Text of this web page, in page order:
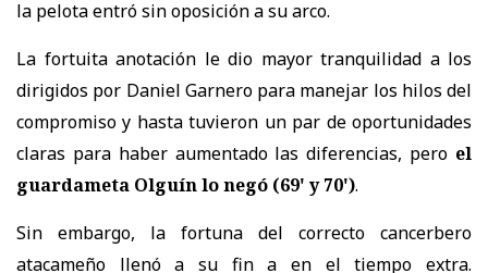
la pelota entró sin oposición a su arco.
La fortuita anotación le dio mayor tranquilidad a los
dirigidos por Daniel Garnero para manejar los hilos del
compromiso y hasta tuvieron un par de oportunidades
claras para haber aumentado las diferencias, pero el
guardameta Olguín lo negó (69' y 70').
Sin embargo, la fortuna del correcto cancerbero
atacameño llenó a su fin a en el tiempo extra.